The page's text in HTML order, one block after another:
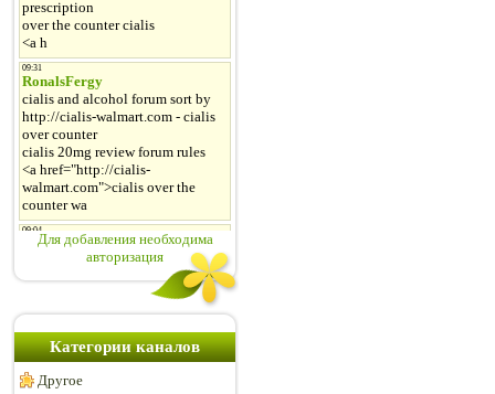
Для добавления необходима
авторизация
Категории каналов
Другое